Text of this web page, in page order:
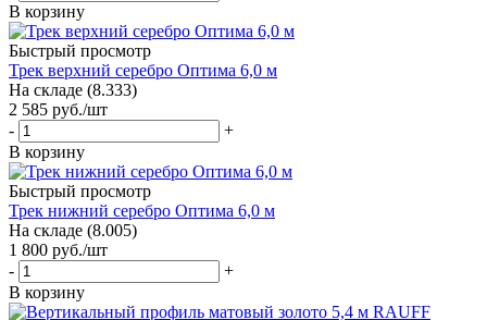
В корзину
Быстрый просмотр
Трек верхний серебро Оптима 6,0 м
На складе (8.333)
2 585 руб./шт
-
+
В корзину
Быстрый просмотр
Трек нижний серебро Оптима 6,0 м
На складе (8.005)
1 800 руб./шт
-
+
В корзину